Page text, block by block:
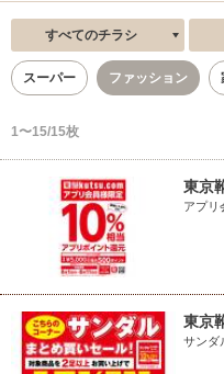
すべてのチラシ
スーパー ファッション
1〜15/15枚
東京
アプリ
東京
サンダ